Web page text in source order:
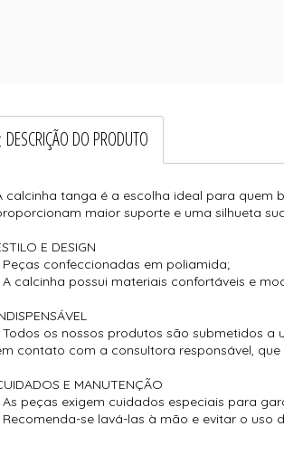
DESCRIÇÃO DO PRODUTO
calcinha tanga é a escolha ideal para quem
maior suporte e uma silhueta
E DESIGN
Peças confeccionadas em poliamida;
A calcinha possui materiais confortáveis e
Todos os nossos produtos são submetidos
contato com a consultora responsável,
E MANUTENÇÃO
As peças exigem cuidados especiais para
Recomenda-se lavá-las à mão e evitar o uso